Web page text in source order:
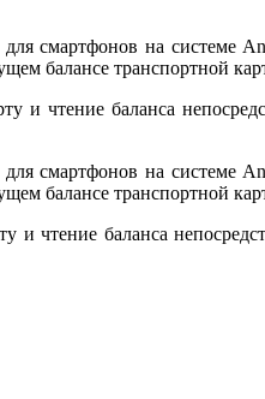
смартфонов на системе
балансе транспортной
и чтение баланса
смартфонов на системе
балансе транспортной
и чтение баланса